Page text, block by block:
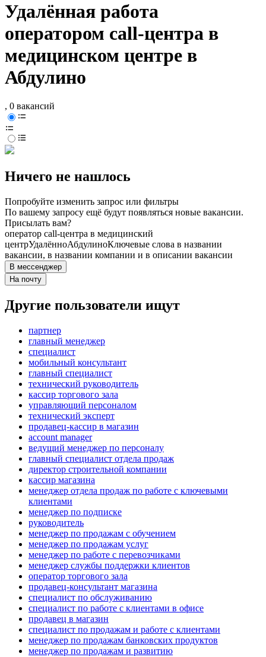
Удалённая работа
оператором call-центра в
медицинском центре в
Абдулино
, 0 вакансий
Ничего не нашлось
Попробуйте изменить запрос или фильтры
По вашему запросу ещё будут появляться новые вакансии.
Присылать вам?
оператор call-центра в медицинский
центрУдалённоАбдулиноКлючевые слова в названии
вакансии, в названии компании и в описании вакансии
В мессенджер
На почту
Другие пользователи ищут
партнер
главный менеджер
специалист
мобильный консультант
главный специалист
технический руководитель
кассир торгового зала
управляющий персоналом
технический эксперт
продавец-кассир в магазин
account manager
ведущий менеджер по персоналу
главный специалист отдела продаж
директор строительной компании
кассир магазина
менеджер отдела продаж по работе с ключевыми
клиентами
менеджер по подписке
руководитель
менеджер по продажам с обучением
менеджер по продажам услуг
менеджер по работе с перевозчиками
менеджер службы поддержки клиентов
оператор торгового зала
продавец-консультант магазина
специалист по обслуживанию
специалист по работе с клиентами в офисе
продавец в магазин
специалист по продажам и работе с клиентами
менеджер по продажам банковских продуктов
менеджер по продажам и развитию